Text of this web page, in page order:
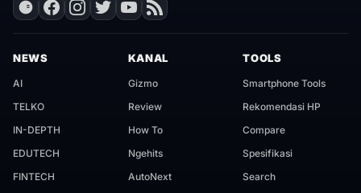
NEWS
AI
TELKO
IN-DEPTH
EDUTECH
FINTECH
KANAL
Gizmo
Review
How To
Ngehits
AutoNext
TOOLS
Smartphone Tools
Rekomendasi HP
Compare
Spesifikasi
Search